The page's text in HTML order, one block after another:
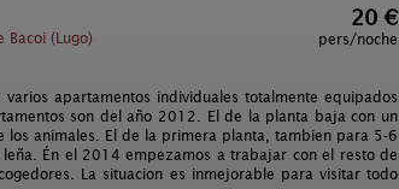
Bacoi (Lugo)
20 €
pers/noche
apartamentos individuales totalmente equipados
son del año 2012. El de la planta baja con un
los animales. El de la primera planta, tambien para 5-6
Én el 2014 empezamos a trabajar con el resto de
La situacion es inmejorable para visitar todo